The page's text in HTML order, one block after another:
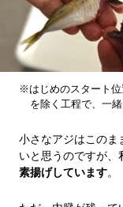
※はじめのスタート
を除く工程で、一
小さなアジはこのま
いと思うのですが、
素揚げしています。